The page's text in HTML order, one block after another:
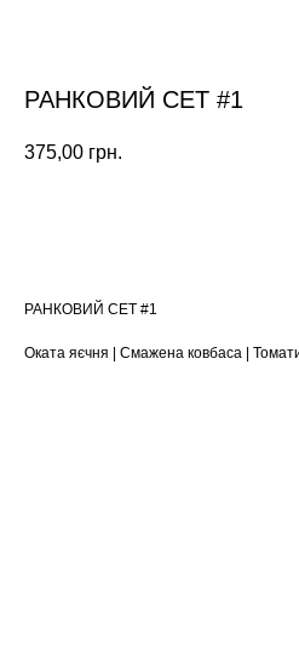
РАНКОВИЙ СЕТ #1
375,00 грн.
РАНКОВИЙ СЕТ #1
Оката яєчня | Смажена ковбаса |